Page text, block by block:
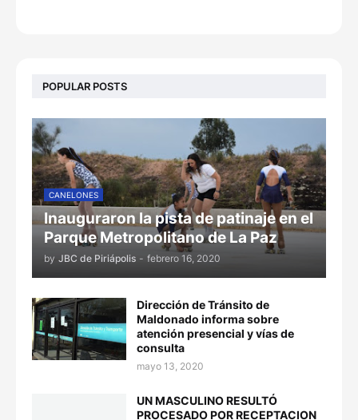
POPULAR POSTS
CANELONES
Inauguraron la pista de patinaje en el
Parque Metropolitano de La Paz
by JBC de Piriápolis - febrero 16, 2020
Dirección de Tránsito de
Maldonado informa sobre
atención presencial y vías de
consulta
mayo 13, 2020
UN MASCULINO RESULTÓ
PROCESADO POR RECEPTACION